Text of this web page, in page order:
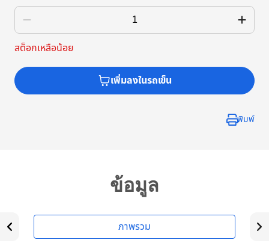
สต็อกเหลือน้อย
เพิ่มลงในรถเข็น
พิมพ์
ข้อมูล
ภาพรวม